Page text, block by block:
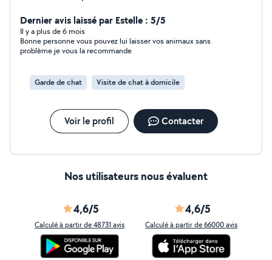
Dernier avis laissé par Estelle : 5/5
Il y a plus de 6 mois
Bonne personne vous pouvez lui laisser vos animaux sans
problème je vous la recommande
Garde de chat Visite de chat à domicile
Voir le profil Contacter
Nos utilisateurs nous évaluent
4,6/5
Calculé à partir de 48731 avis
4,6/5
Calculé à partir de 66000 avis